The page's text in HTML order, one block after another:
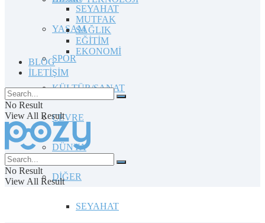
YAŞAM
SPOR
KÜLTÜR/SANAT
ÇEVRE
DÜNYA
DİĞER
SEYAHAT
SEYAHAT
MUTFAK
SAĞLIK
EĞİTİM
EKONOMİ
BLOG
İLETİŞİM
No Result
View All Result
No Result
View All Result